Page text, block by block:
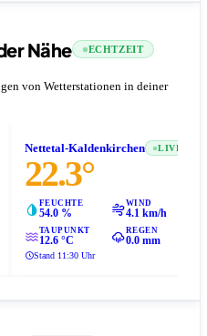
Nähe ECHTZEIT
von Wetterstationen in deiner
Nettetal-Kaldenkirchen LIVE
22.3°
FEUCHTE
54.0 %
WIND
4.1 km/h
TAUPUNKT
12.6 °C
REGEN
0.0 mm
Stand 11:30 Uhr